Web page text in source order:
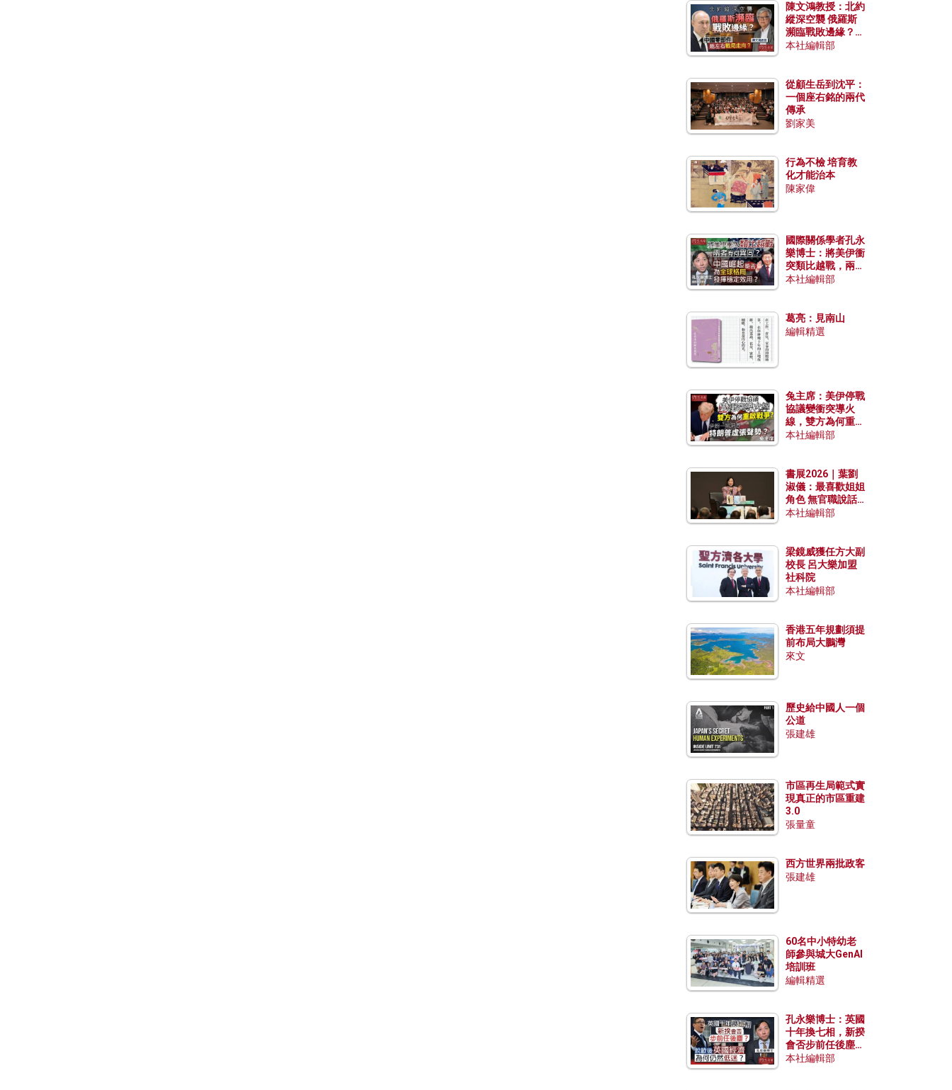
陳文鴻教授：北約
縱深空襲 俄羅斯
瀕臨戰敗邊緣？中
國零部件能左右戰
本社編輯部
從顧生岳到沈平：
一個座右銘的兩代
傳承
劉家美
行為不檢 培育教
化才能治本
陳家偉
國際關係學者孔永
樂博士：將美伊衝
突類比越戰，兩者
有何異同？中國崛
本社編輯部
葛亮：見南山
編輯精選
兔主席：美伊停戰
協議變衝突導火
線，雙方為何重啟
戰爭？伊朗一早洞
本社編輯部
書展2026｜葉劉
淑儀：最喜歡姐姐
角色 無官職說話
包袱少
本社編輯部
梁鏡威獲任方大副
校長 呂大樂加盟
社科院
本社編輯部
香港五年規劃須提
前布局大鵬灣
來文
歷史給中國人一個
公道
張建雄
市區再生局範式實
現真正的市區重建
3.0
張量童
西方世界兩批政客
張建雄
60名中小特幼老
師參與城大GenAI
培訓班
編輯精選
孔永樂博士：英國
十年換七相，新揆
會否步前任後塵？
脫歐後英國經濟為
本社編輯部